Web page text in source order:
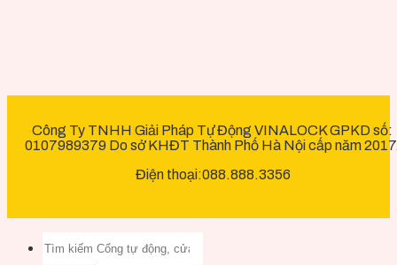
Công Ty TNHH Giải Pháp Tự Động VINALOCK GPKD số:
0107989379 Do sở KHĐT Thành Phố Hà Nội cấp năm
Điện thoại:088.888.3356